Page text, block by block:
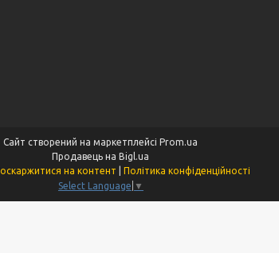
Сайт створений на маркетплейсі Prom.ua
Продавець на Bigl.ua
на контент
Політика конфіденційності
Select Language ▼